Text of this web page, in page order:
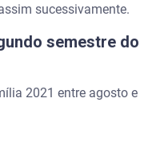
sucessivamente.
semestre do
2021 entre agosto e